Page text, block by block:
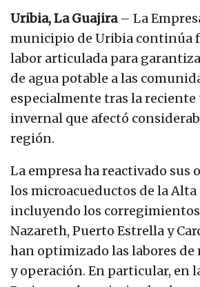
Uribia, La Guajira– La
municipio de Uribia continúa
labor articulada para
de agua potable a las
especialmente tras la
invernal que afectó
región.
La empresa ha reactivado sus
los microacueductos de la Alta
incluyendo los corregimientos
Nazareth, Puerto Estrella y
han optimizado las labores
y operación. En particular, en